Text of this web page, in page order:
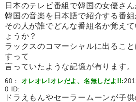
日本のテレビ番組で韓国の女優さん
韓国の音楽を日本語で紹介する番
その人が誰でどんな番組名か覚え
ょうか？
ラックスのコマーシャルに出るこ
すって
言っていたような記憶が有ります。
60：オレオレ!オレだよ、名無しだよ!!:
0 ID:
ドラえもんやセーラームーンが子